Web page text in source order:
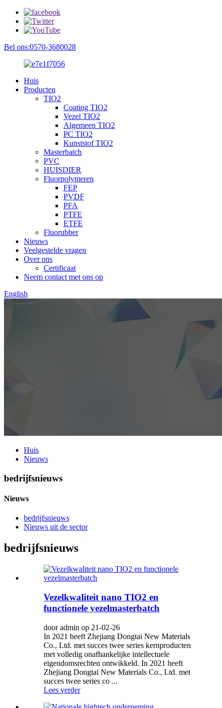
Bel ons:0570-3680028
Huis
Producten
TIO2
Coating TIO2
Vezel TIO2
Algemeen TIO2
PC TIO2
Kunststof TIO2
Masterbatch
PVC
HUISDIER
Fluorpolymeren
FEP
PVDF
PFA
PTFE
ETFE
Fluorubber
Nieuws
Veelgestelde vragen
Over ons
Certificaat
Neem contact met ons op
English
Huis
Nieuws
bedrijfsnieuws
Nieuws
bedrijfsnieuws
Nieuws uit de sector
bedrijfsnieuws
Vezelkwaliteit nano TIO2 en
functionele vezelmasterbatch
door admin op 21-02-26
In 2021 heeft Zhejiang Dongtai New Materials
Co., Ltd. met succes twee series kernproducten
met volledig onafhankelijke intellectuele
eigendomsrechten ontwikkeld. In 2021 heeft
Zhejiang Dongtai New Materials Co., Ltd. met
succes twee series co ...
Lees verder